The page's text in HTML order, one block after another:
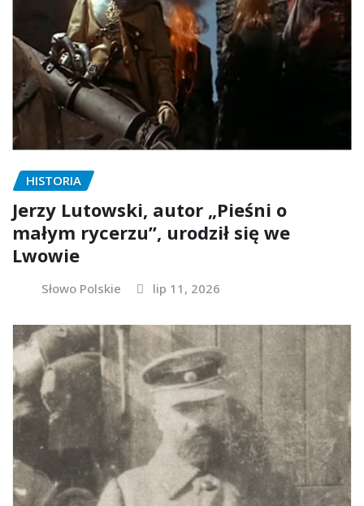
HISTORIA
Jerzy Lutowski, autor „Pieśni o
małym rycerzu”, urodził się we
Lwowie
Słowo Polskie lip 11, 2026